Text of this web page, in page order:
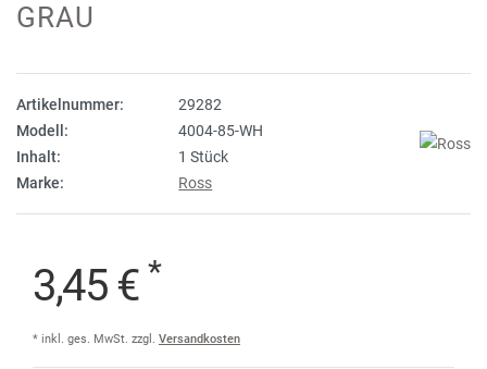
GRAU
Artikelnummer:
29282
Modell:
4004-85-WH
Inhalt:
1 Stück
Marke:
Ross
3,45 € *
* inkl. ges. MwSt. zzgl. Versandkosten